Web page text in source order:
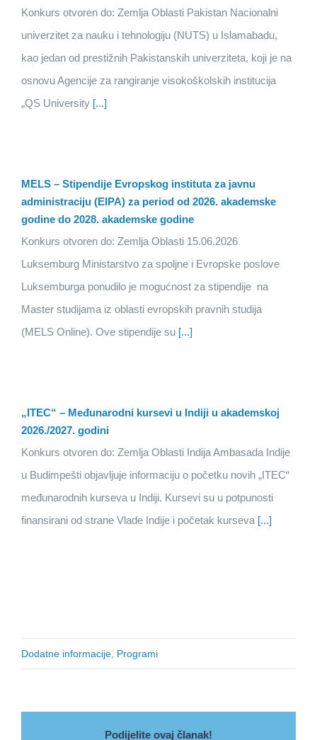
Konkurs otvoren do: Zemlja Oblasti Pakistan Nacionalni
univerzitet za nauku i tehnologiju (NUTS) u Islamabadu,
kao jedan od prestižnih Pakistanskih univerziteta, koji je na
osnovu Agencije za rangiranje visokoškolskih institucija
„QS University [...]
MELS – Stipendije Evropskog instituta za javnu
administraciju (EIPA) za period od 2026. akademske
godine do 2028. akademske godine
Konkurs otvoren do: Zemlja Oblasti 15.06.2026
Luksemburg Ministarstvo za spoljne i Evropske poslove
Luksemburga ponudilo je mogućnost za stipendije na
Master studijama iz oblasti evropskih pravnih studija
(MELS Online). Ove stipendije su [...]
„ITEC“ – Međunarodni kursevi u Indiji u akademskoj
2026./2027. godini
Konkurs otvoren do: Zemlja Oblasti Indija Ambasada Indije
u Budimpešti objavljuje informaciju o početku novih „ITEC“
međunarodnih kurseva u Indiji. Kursevi su u potpunosti
finansirani od strane Vlade Indije i početak kurseva [...]
Dodatne informacije, Programi
Podijelite ovaj članak!